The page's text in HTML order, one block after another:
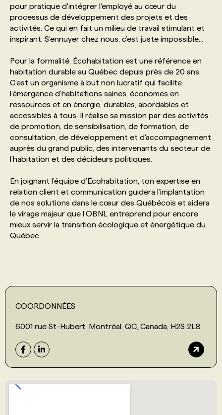
PROGRAMMES DE SUBVENTIONS
ANNONCEZ AVEC NOUS
pour pratique d'intégrer l'employé au cœur du
processus de développement des projets et des
activités. Ce qui en fait un milieu de travail stimulant et
inspirant. S’ennuyer chez nous, c’est juste impossible...
Pour la formalité, Écohabitation est une référence en
habitation durable au Québec depuis près de 20 ans.
C’est un organisme à but non lucratif qui facilite
l’émergence d’habitations saines, économes en
ressources et en énergie, durables, abordables et
accessibles à tous. Il réalise sa mission par des activités
de promotion, de sensibilisation, de formation, de
consultation, de développement et d'accompagnement
auprès du grand public, des intervenants du secteur de
l’habitation et des décideurs politiques.
En joignant l’équipe d’Écohabitation, ton expertise en
relation client et communication guidera l’implantation
de nos solutions dans le cœur des Québécois et aidera
le virage majeur que l’OBNL entreprend pour encore
mieux servir la transition écologique et énergétique du
Québec
COORDONNÉES
6001 rue St-Hubert, Montréal, QC, Canada, H2S 2L8